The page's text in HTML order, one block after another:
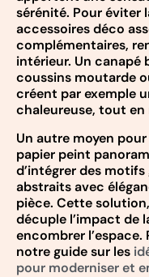
sérénité. Pour éviter
accessoires déco
complémentaires,
intérieur. Un canapé
coussins moutarde
créent par exemple
chaleureuse, tout
Un autre moyen
papier peint
d’intégrer des
abstraits avec
pièce. Cette
décuple l’impact de
encombrer l’espace.
notre guide sur les
pour moderniser et